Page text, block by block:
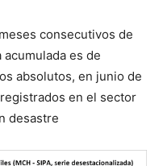
consecutivos de
es de
absolutos, en junio de
en el sector
desastre